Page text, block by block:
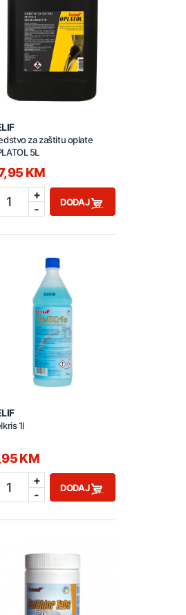
za zaštitu oplate
5L
KM
1
+
-
DODAJ
1l
KM
1
+
-
DODAJ